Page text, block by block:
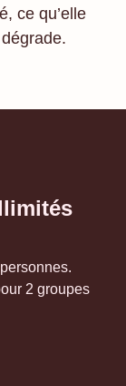
ce qu’elle
2 groupes